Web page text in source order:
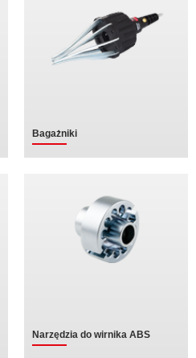
Bagażniki
Narzędzia do wirnika ABS